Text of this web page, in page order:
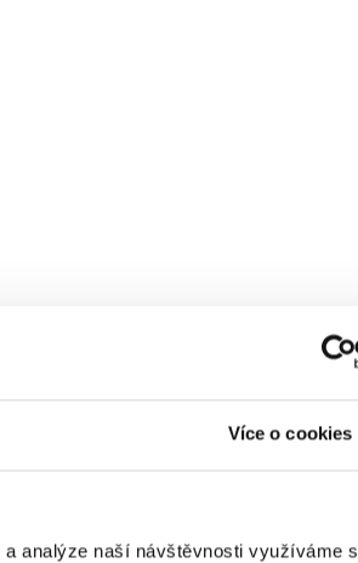
Více o cookies
analýze naší návštěvnosti využíváme